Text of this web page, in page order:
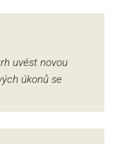
uvést novou
úkonů se